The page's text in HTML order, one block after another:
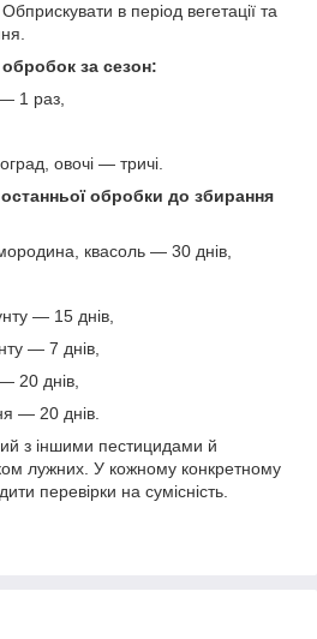
в період вегетації та
за сезон:
1 раз,
овочі — тричі.
останньої обробки до збирання
квасоль — 30 днів,
— 15 днів,
— 7 днів,
20 днів,
— 20 днів.
з іншими пестицидами й
лужних. У кожному конкретному
перевірки на сумісність.